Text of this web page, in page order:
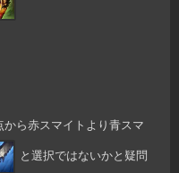
ら赤スマイトより青スマ
と選択ではないかと疑問